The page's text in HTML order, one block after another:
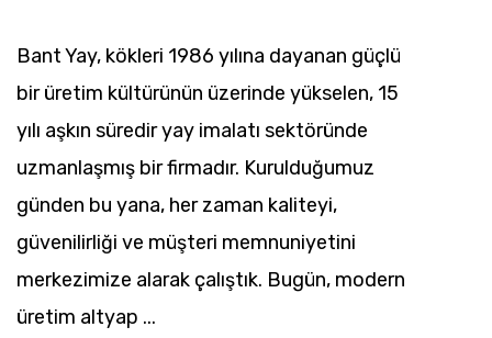
Bant Yay, kökleri 1986 yılına dayanan güçlü
bir üretim kültürünün üzerinde yükselen, 15
yılı aşkın süredir yay imalatı sektöründe
uzmanlaşmış bir firmadır. Kurulduğumuz
günden bu yana, her zaman kaliteyi,
güvenilirliği ve müşteri memnuniyetini
merkezimize alarak çalıştık. Bugün, modern
üretim altyap ...